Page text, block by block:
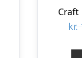
Craft
kr.